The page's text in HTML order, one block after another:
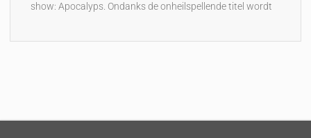
show: Apocalyps. Ondanks de onheilspellende titel wordt